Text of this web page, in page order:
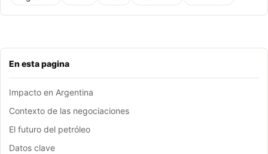
En esta pagina
Impacto en Argentina
Contexto de las negociaciones
El futuro del petróleo
Datos clave